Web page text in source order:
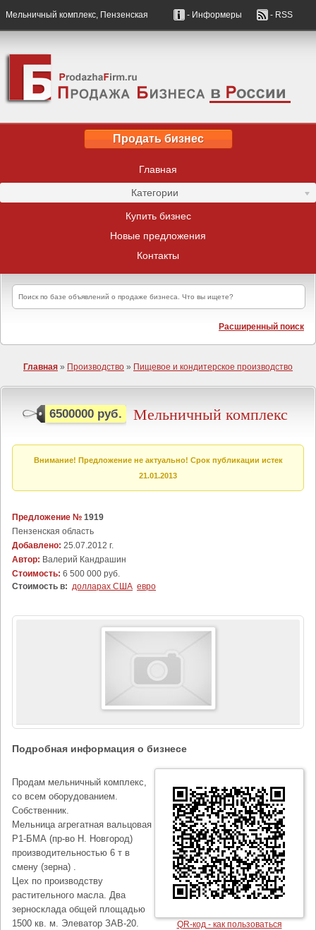
Мельничный комплекс, Пензенская - Информеры - RSS
Продать бизнес
Главная
Категории
Купить бизнес
Новые предложения
Контакты
Расширенный поиск
Главная » Производство » Пищевое и кондитерское производство
6500000 руб. Мельничный комплекс
Внимание! Предложение не актуально! Срок публикации истек
21.01.2013
Предложение № 1919
Пензенская область
Добавлено: 25.07.2012 г.
Автор: Валерий Кандрашин
Стоимость: 6 500 000 руб.
Стоимость в: долларах США евро
Подробная информация о бизнесе
QR-код - как пользоваться
Продам мельничный комплекс,
со всем оборудованием.
Собственник.
Мельница агрегатная вальцовая
Р1-БМА (пр-во Н. Новгород)
производительностью 6 т в
смену (зерна) .
Цех по производству
растительного масла. Два
зерносклада общей площадью
1500 кв. м. Элеватор ЗАВ-20.